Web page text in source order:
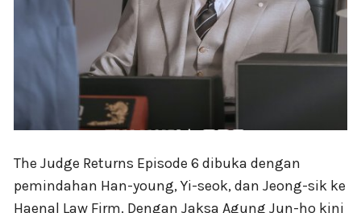
The Judge Returns Episode 6 dibuka dengan
pemindahan Han-young, Yi-seok, dan Jeong-sik ke
Haenal Law Firm. Dengan Jaksa Agung Jun-ho kini